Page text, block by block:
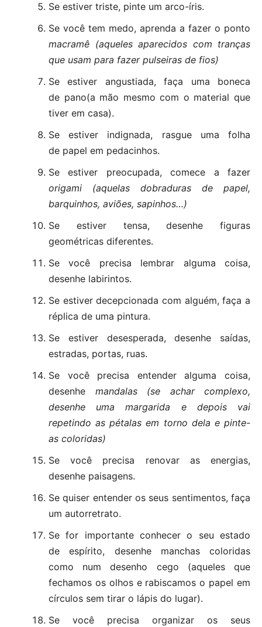
Se estiver triste, pinte um arco-íris.
Se você tem medo, aprenda a fazer o ponto
macramê (aqueles aparecidos com tranças
que usam para fazer pulseiras de fios)
Se estiver angustiada, faça uma boneca
de pano(a mão mesmo com o material que
tiver em casa).
Se estiver indignada, rasgue uma folha
de papel em pedacinhos.
Se estiver preocupada, comece a fazer
origami (aquelas dobraduras de papel,
barquinhos, aviões, sapinhos…)
Se estiver tensa, desenhe figuras
geométricas diferentes.
Se você precisa lembrar alguma coisa,
desenhe labirintos.
Se estiver decepcionada com alguém, faça a
réplica de uma pintura.
Se estiver desesperada, desenhe saídas,
estradas, portas, ruas.
Se você precisa entender alguma coisa,
desenhe mandalas (se achar complexo,
desenhe uma margarida e depois vai
repetindo as pétalas em torno dela e pinte-
as coloridas)
Se você precisa renovar as energias,
desenhe paisagens.
Se quiser entender os seus sentimentos, faça
um autorretrato.
Se for importante conhecer o seu estado
de espírito, desenhe manchas coloridas
como num desenho cego (aqueles que
fechamos os olhos e rabiscamos o papel em
círculos sem tirar o lápis do lugar).
Se você precisa organizar os seus